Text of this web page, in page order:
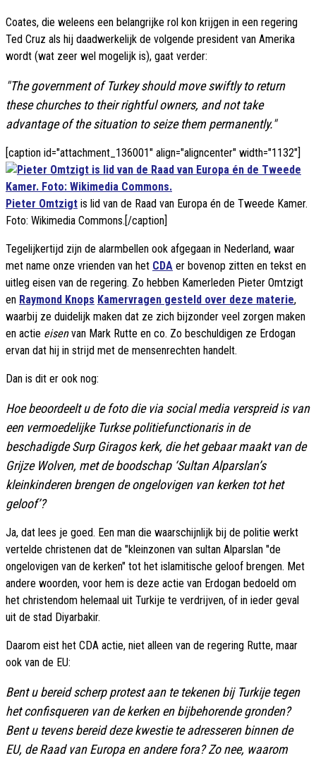
Coates, die weleens een belangrijke rol kon krijgen in een regering
Ted Cruz als hij daadwerkelijk de volgende president van Amerika
wordt (wat zeer wel mogelijk is), gaat verder:
"The government of Turkey should move swiftly to return
these churches to their rightful owners, and not take
advantage of the situation to seize them permanently."
[caption id="attachment_136001" align="aligncenter" width="1132"]
Pieter Omtzigt is lid van de Raad van Europa én de Tweede Kamer.
Foto: Wikimedia Commons.[/caption]
Tegelijkertijd zijn de alarmbellen ook afgegaan in Nederland, waar
met name onze vrienden van het CDA er bovenop zitten en tekst en
uitleg eisen van de regering. Zo hebben Kamerleden Pieter Omtzigt
en Raymond Knops Kamervragen gesteld over deze materie,
waarbij ze duidelijk maken dat ze zich bijzonder veel zorgen maken
en actie eisenvan Mark Rutte en co. Zo beschuldigen ze Erdogan
ervan dat hij in strijd met de mensenrechten handelt.
Dan is dit er ook nog:
Hoe beoordeelt u de foto die via social media verspreid is van
een vermoedelijke Turkse politiefunctionaris in de
beschadigde Surp Giragos kerk, die het gebaar maakt van de
Grijze Wolven, met de boodschap ‘Sultan Alparslan’s
kleinkinderen brengen de ongelovigen van kerken tot het
geloof’?
Ja, dat lees je goed. Een man die waarschijnlijk bij de politie werkt
vertelde christenen dat de "kleinzonen van sultan Alparslan "de
ongelovigen van de kerken" tot het islamitische geloof brengen. Met
andere woorden, voor hem is deze actie van Erdogan bedoeld om
het christendom helemaal uit Turkije te verdrijven, of in ieder geval
uit de stad Diyarbakir.
Daarom eist het CDA actie, niet alleen van de regering Rutte, maar
ook van de EU:
Bent u bereid scherp protest aan te tekenen bij Turkije tegen
het confisqueren van de kerken en bijbehorende gronden?
Bent u tevens bereid deze kwestie te adresseren binnen de
EU, de Raad van Europa en andere fora? Zo nee, waarom